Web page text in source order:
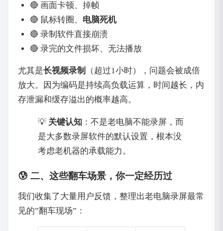
🔴 画面卡顿、掉帧
🔴 鼠标转圈、 电脑死机
🔴 录制软件直接崩溃
🔴 录完的文件损坏、无法播放
尤其是长视频录制
（超过1小时），问题会被成倍
放大。因为编码是持续高负载运算，时间越长，内
存泄漏和缓存溢出的概率越高。
💡 关键认知 ：不是老电脑不能录屏，而
是大多数录屏软件的默认设置，根本没
考虑老机器的承载能力。
😰 二、这些翻车场景，你一定经历过
我们收集了大量用户反馈，整理出老电脑录屏最常
见的”翻车现场”：